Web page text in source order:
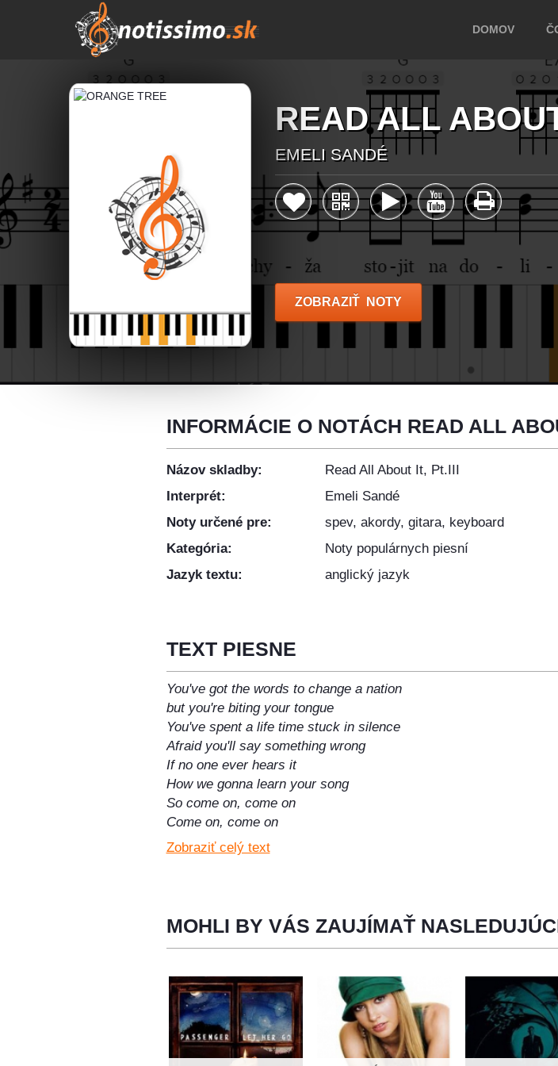
DOMOV ČO
READ ALL
EMELI SANDÉ
ZOBRAZIŤ NOTY
INFORMÁCIE O NOTÁCH READ ALL
Názov skladby:
Read All About It, Pt.III
Interprét:
Emeli Sandé
Noty určené pre:
spev, akordy, gitara, keyboard
Kategória:
Noty populárnych piesní
Jazyk textu:
anglický jazyk
TEXT PIESNE
You've got the words to change a nation
but you're biting your tongue
You've spent a life time stuck in silence
Afraid you'll say something wrong
If no one ever hears it
How we gonna learn your song
So come on, come on
Come on, come on
You've got a heart as loud as lions
There's no need to be ashamed
You've got the light to fight the shadows
Come on, Come on
I wanna sing, I wanna shout
I wanna scream till the words dry out
So put it in all of the papers
Zobraziť celý text
MOHLI BY VÁS ZAUJÍMAŤ